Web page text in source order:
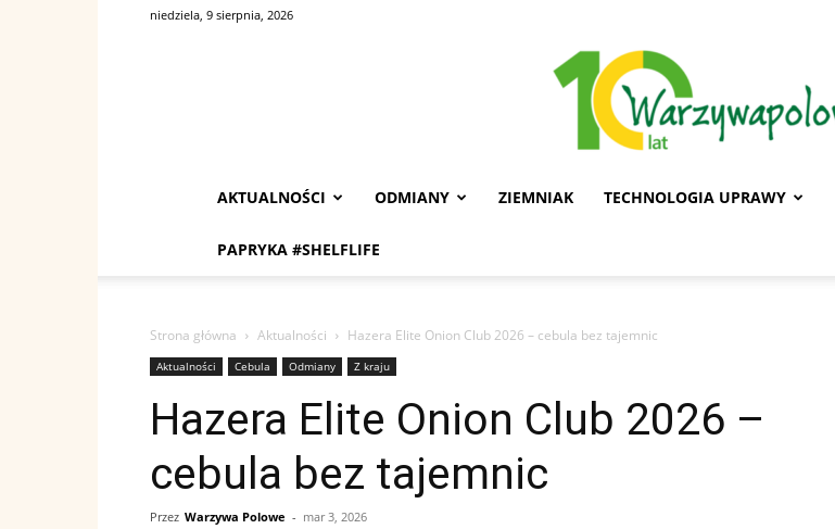
niedziela, 9 sierpnia, 2026
AKTUALNOŚCI ODMIANY ZIEMNIAK TECHNOLOGIA UPRAWY
PAPRYKA #SHELFLIFE
Strona główna Aktualności Hazera Elite Onion Club 2026 – cebula bez tajemnic
Aktualności Cebula Odmiany Z kraju
Hazera Elite Onion Club 2026 –
cebula bez tajemnic
Przez Warzywa Polowe - mar 3, 2026